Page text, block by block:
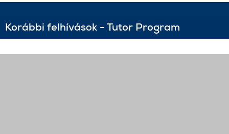
Korábbi felhívások - Tutor Program